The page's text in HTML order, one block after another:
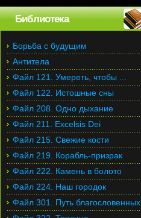
Библиотека
Борьба с будущим
Антитела
Файл 121. Умереть, чтобы ...
Файл 122. Истошные сны
Файл 208. Одно дыхание
Файл 211. Excelsis Dei
Файл 215. Свежие кости
Файл 219. Корабль-призрак
Файл 222. Камень в болото
Файл 224. Наш городок
Файл 301. Путь благословенных